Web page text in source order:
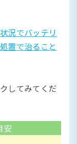
況でバッテリ
置で治ること
してみてくだ
安